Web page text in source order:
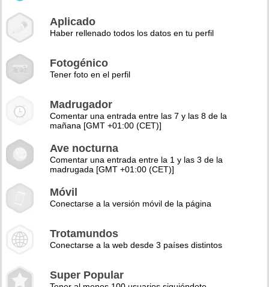
Aplicado
Haber rellenado todos los datos en tu perfil
Fotogénico
Tener foto en el perfil
Madrugador
Comentar una entrada entre las 7 y las 8 de la
mañana [GMT +01:00 (CET)]
Ave nocturna
Comentar una entrada entre la 1 y las 3 de la
madrugada [GMT +01:00 (CET)]
Móvil
Conectarse a la versión móvil de la página
Trotamundos
Conectarse a la web desde 3 países distintos
Super Popular